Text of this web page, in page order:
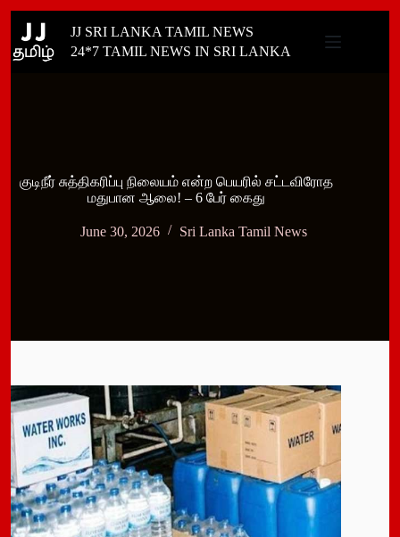
content
JJ SRI LANKA TAMIL NEWS
24*7 TAMIL NEWS IN SRI LANKA
குடிநீர் சுத்திகரிப்பு நிலையம் என்ற பெயரில் சட்டவிரோத
மதுபான ஆலை! – 6 பேர் கைது
June 30, 2026 Sri Lanka Tamil News